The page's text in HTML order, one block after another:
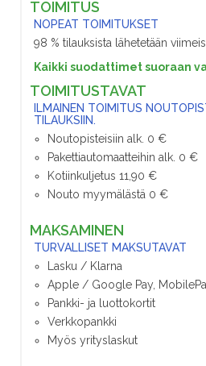
TOIMITUS
NOPEAT TOIMITUKSET
98 % tilauksista lähetetään
Kaikki suodattimet suoraan
TOIMITUSTAVAT
ILMAINEN TOIMITUS
TILAUKSIIN.
Noutopisteisiin alk. 0 €
Pakettiautomaatteihin alk. 0 €
Kotiinkuljetus 11,90 €
Nouto myymälästä 0 €
MAKSAMINEN
TURVALLISET MAKSUTAVAT
Lasku / Klarna
Apple / Google Pay,
Pankki- ja luottokortit
Verkkopankki
Myös yrityslaskut